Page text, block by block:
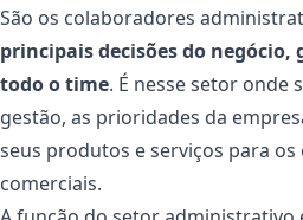
São os colaboradores
principais decisões do
todo o time. É nesse setor onde
gestão, as prioridades da
seus produtos e serviços para
comerciais.